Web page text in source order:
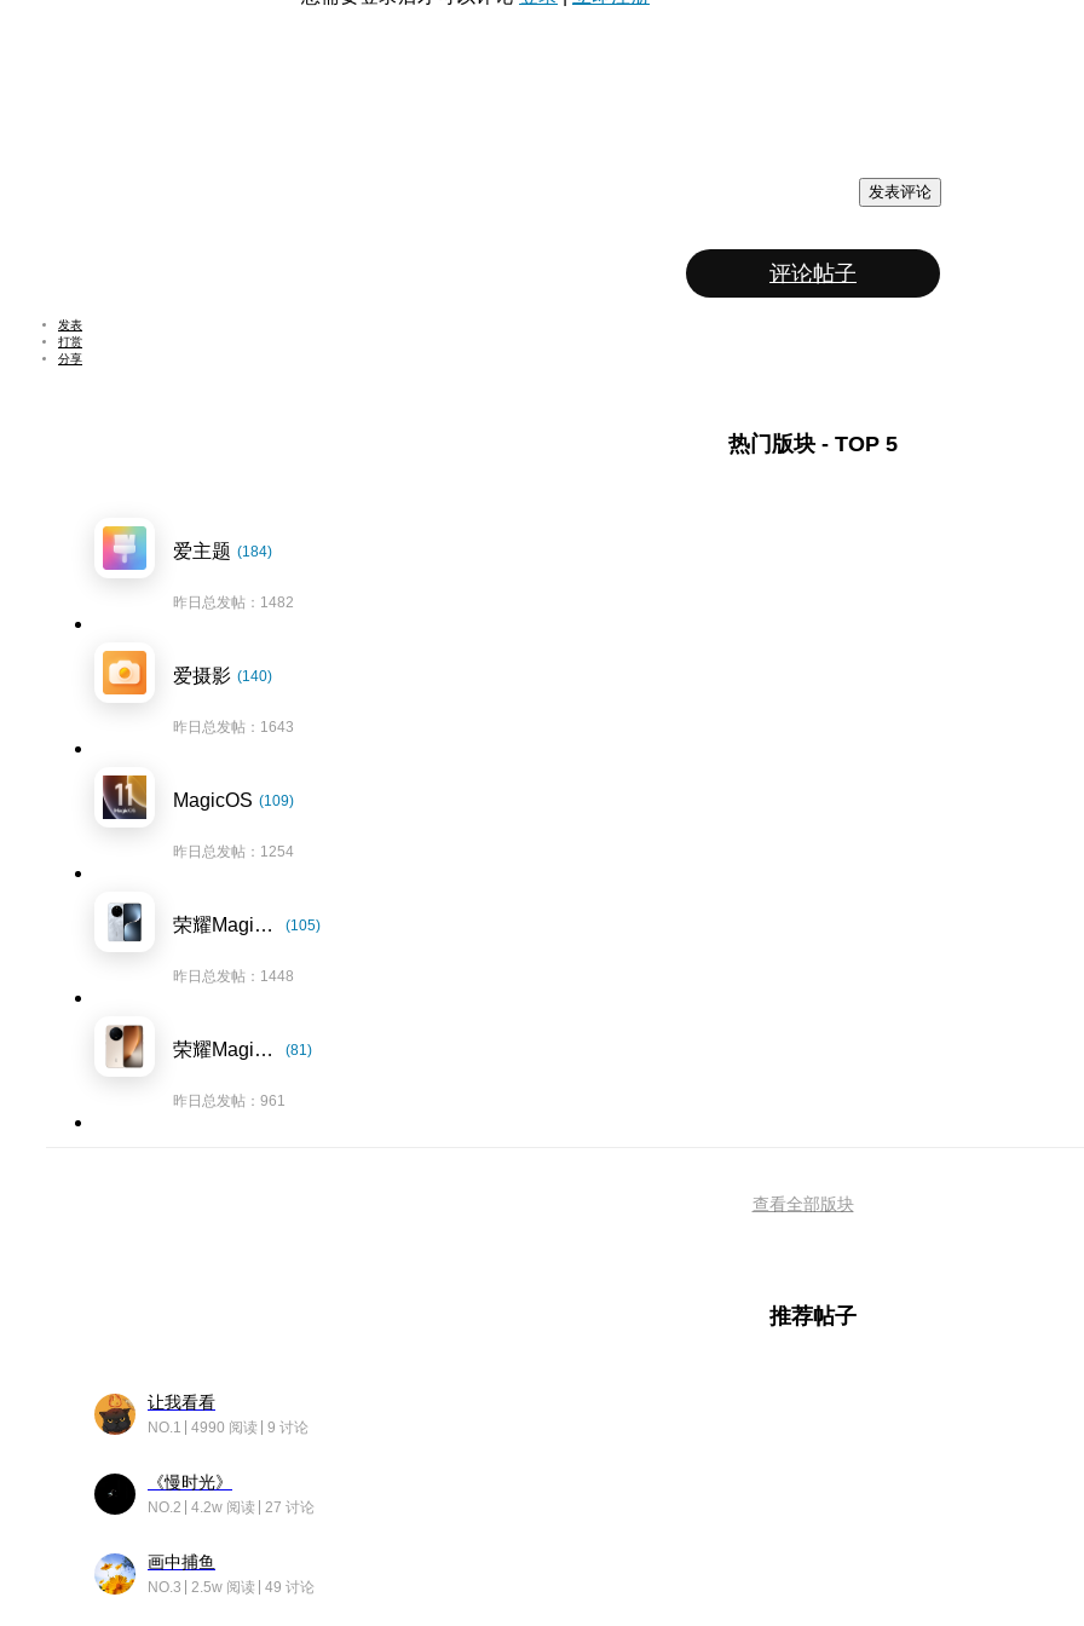
发表评论
评论帖子
发表
打赏
分享
热门版块 - TOP 5
爱主题 (184)
昨日总发帖：1482
爱摄影 (140)
昨日总发帖：1643
MagicOS (109)
昨日总发帖：1254
荣耀Magic7系列 (105)
昨日总发帖：1448
荣耀Magic8系列 (81)
昨日总发帖：961
查看全部版块
推荐帖子
让我看看
NO.1 4990 阅读 9 讨论
《慢时光》
NO.2 4.2w 阅读 27 讨论
画中捕鱼
NO.3 2.5w 阅读 49 讨论